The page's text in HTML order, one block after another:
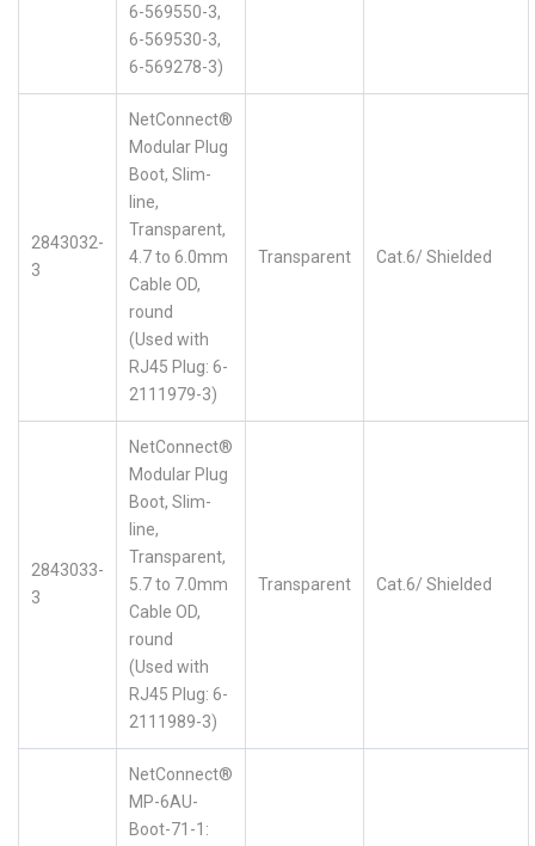
6-569550-3,
6-569530-3,
6-569278-3)
2843032-
3
NetConnect®
Modular Plug
Boot, Slim-
line,
Transparent,
4.7 to 6.0mm
Cable OD,
round
(Used with
RJ45 Plug: 6-
2111979-3)
Transparent Cat.6/ Shielded
2843033-
3
NetConnect®
Modular Plug
Boot, Slim-
line,
Transparent,
5.7 to 7.0mm
Cable OD,
round
(Used with
RJ45 Plug: 6-
2111989-3)
Transparent Cat.6/ Shielded
NetConnect®
MP-6AU-
Boot-71-1: